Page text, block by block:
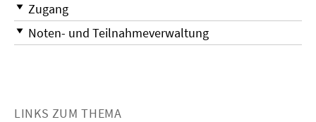
Zugang
Noten- und Teilnahmeverwaltung
LINKS ZUM THEMA